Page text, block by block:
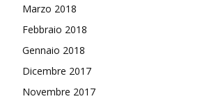
Marzo 2018
Febbraio 2018
Gennaio 2018
Dicembre 2017
Novembre 2017